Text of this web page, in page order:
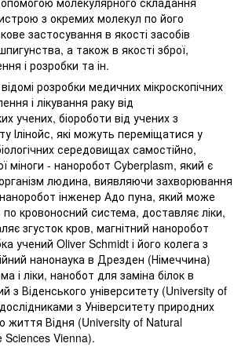
з окремих молекул по його
застосування в якості засобів
а також в якості зброї,
і розробки та ін.
розробки медичних мікроскопічних
і лікування раку від
учених, біороботи від учених з
Ілінойс, які можуть переміщатися у
середовищах самостійно,
міноги - наноробот Cyberplasm, який є
людина, виявляючи захворювання
інженер Адо пуна, який може
кровоносний система, доставляє ліки,
згусток кров, магнітний наноробот
учений Oliver Schmidt і його колега з
нанонаука в Дрезден (Німеччина)
і ліки, нанобот для заміна білок в
з Віденського університету (University of
з Університету природних
життя Відня (University of Natural
Sciences Vienna).